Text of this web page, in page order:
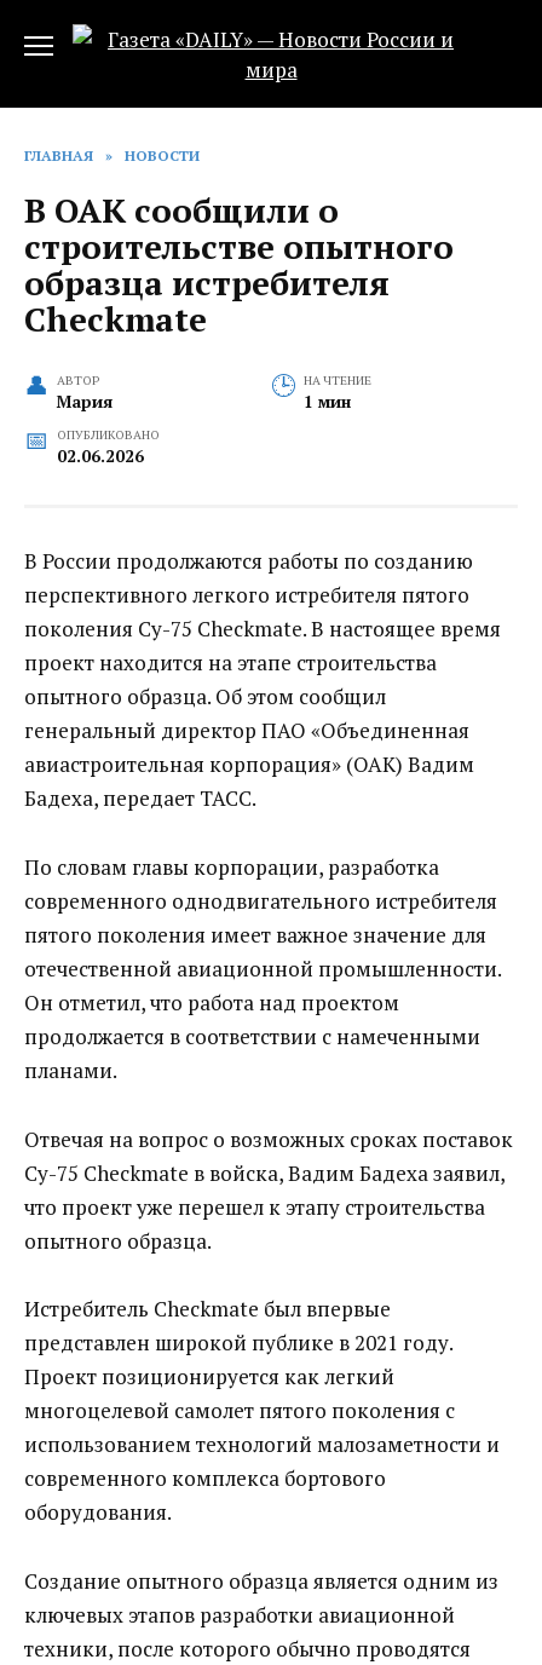
ГЛАВНАЯ » НОВОСТИ
В ОАК сообщили о
строительстве опытного
образца истребителя
Checkmate
АВТОР
Мария
НА ЧТЕНИЕ
1 мин
ОПУБЛИКОВАНО
02.06.2026
В России продолжаются работы по созданию
перспективного легкого истребителя пятого
поколения Су-75 Checkmate. В настоящее время
проект находится на этапе строительства
опытного образца. Об этом сообщил
генеральный директор ПАО «Объединенная
авиастроительная корпорация» (ОАК) Вадим
Бадеха, передает ТАСС.
По словам главы корпорации, разработка
современного однодвигательного истребителя
пятого поколения имеет важное значение для
отечественной авиационной промышленности.
Он отметил, что работа над проектом
продолжается в соответствии с намеченными
планами.
Отвечая на вопрос о возможных сроках поставок
Су-75 Checkmate в войска, Вадим Бадеха заявил,
что проект уже перешел к этапу строительства
опытного образца.
Истребитель Checkmate был впервые
представлен широкой публике в 2021 году.
Проект позиционируется как легкий
многоцелевой самолет пятого поколения с
использованием технологий малозаметности и
современного комплекса бортового
оборудования.
Создание опытного образца является одним из
ключевых этапов разработки авиационной
техники, после которого обычно проводятся